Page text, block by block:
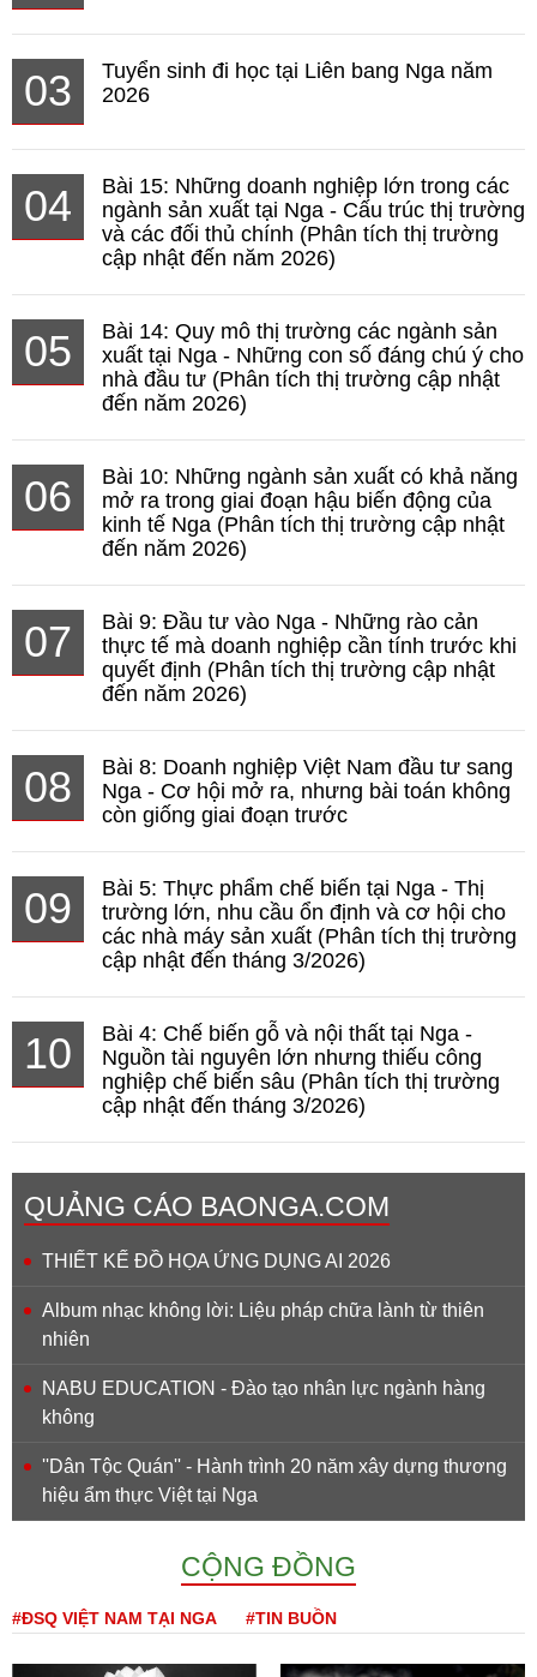
03
Tuyển sinh đi học tại Liên bang Nga năm
2026
04
Bài 15: Những doanh nghiệp lớn trong các
ngành sản xuất tại Nga - Cấu trúc thị trường
và các đối thủ chính (Phân tích thị trường
cập nhật đến năm 2026)
05
Bài 14: Quy mô thị trường các ngành sản
xuất tại Nga - Những con số đáng chú ý cho
nhà đầu tư (Phân tích thị trường cập nhật
đến năm 2026)
06
Bài 10: Những ngành sản xuất có khả năng
mở ra trong giai đoạn hậu biến động của
kinh tế Nga (Phân tích thị trường cập nhật
đến năm 2026)
07
Bài 9: Đầu tư vào Nga - Những rào cản
thực tế mà doanh nghiệp cần tính trước khi
quyết định (Phân tích thị trường cập nhật
đến năm 2026)
08
Bài 8: Doanh nghiệp Việt Nam đầu tư sang
Nga - Cơ hội mở ra, nhưng bài toán không
còn giống giai đoạn trước
09
Bài 5: Thực phẩm chế biến tại Nga - Thị
trường lớn, nhu cầu ổn định và cơ hội cho
các nhà máy sản xuất (Phân tích thị trường
cập nhật đến tháng 3/2026)
10
Bài 4: Chế biến gỗ và nội thất tại Nga -
Nguồn tài nguyên lớn nhưng thiếu công
nghiệp chế biến sâu (Phân tích thị trường
cập nhật đến tháng 3/2026)
QUẢNG CÁO BAONGA.COM
THIẾT KẾ ĐỒ HỌA ỨNG DỤNG AI 2026
Album nhạc không lời: Liệu pháp chữa lành từ thiên
nhiên
NABU EDUCATION - Đào tạo nhân lực ngành hàng
không
''Dân Tộc Quán'' - Hành trình 20 năm xây dựng thương
hiệu ẩm thực Việt tại Nga
CỘNG ĐỒNG
#ĐSQ VIỆT NAM TẠI NGA #TIN BUỒN